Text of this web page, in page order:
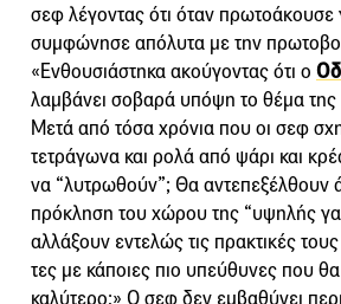
σεφ λέγοντας ότι όταν πρωτοάκουσε
συμφώνησε απόλυτα με την
«Ενθουσιάστηκα ακούγοντας ότι ο
λαμβάνει σοβαρά υπόψη το θέμα της
Μετά από τόσα χρόνια που οι σεφ
τετράγωνα και ρολά από ψάρι και
να “λυτρωθούν”; Θα αντεπεξέλθουν
πρόκληση του χώρου της “υψηλής
αλλάξουν εντελώς τις πρακτικές
τες με κάποιες πιο υπεύθυνες που
καλύτερο;» Ο σεφ δεν εμβαθύνει